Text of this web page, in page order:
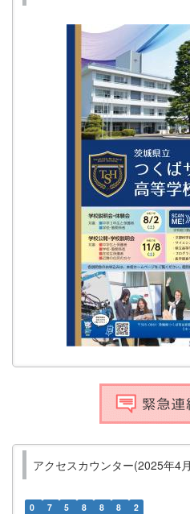
アクセスカウンター(2025年4
0 7 5 8 8 8 2